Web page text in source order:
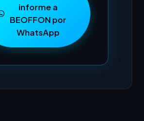
informe a
BEOFFON por
WhatsApp